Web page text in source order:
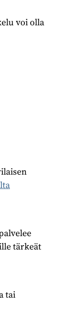
voi olla
tärkeät
tai